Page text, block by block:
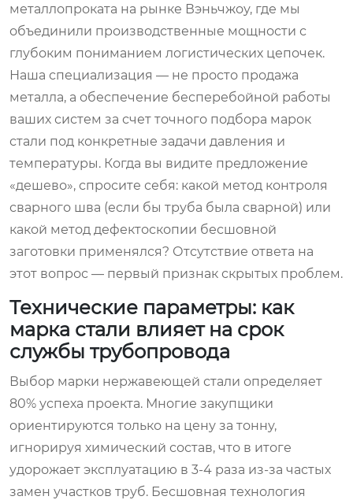
металлопроката на рынке Вэньчжоу, где мы
объединили производственные мощности с
глубоким пониманием логистических цепочек.
Наша специализация — не просто продажа
металла, а обеспечение бесперебойной работы
ваших систем за счет точного подбора марок
стали под конкретные задачи давления и
температуры. Когда вы видите предложение
«дешево», спросите себя: какой метод контроля
сварного шва (если бы труба была сварной) или
какой метод дефектоскопии бесшовной
заготовки применялся? Отсутствие ответа на
этот вопрос — первый признак скрытых проблем.
Технические параметры: как
марка стали влияет на срок
службы трубопровода
Выбор марки нержавеющей стали определяет
80% успеха проекта. Многие закупщики
ориентируются только на цену за тонну,
игнорируя химический состав, что в итоге
удорожает эксплуатацию в 3-4 раза из-за частых
замен участков труб. Бесшовная технология